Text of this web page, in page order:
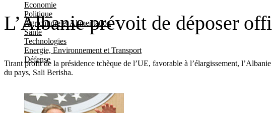
Economie
Politique
Agriculture et Alimentation
Santé
Technologies
Energie, Environnement et Transport
Défense
L’Albanie prévoit de déposer
Tirant profit de la présidence tchèque de l’UE, favorable à l’élargissement,
du pays, Sali Berisha.